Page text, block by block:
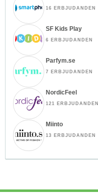
16 ERBJUDANDEN
SF Kids Play
6 ERBJUDANDEN
Parfym.se
7 ERBJUDANDEN
NordicFeel
121 ERBJUDANDEN
Miinto
13 ERBJUDANDEN